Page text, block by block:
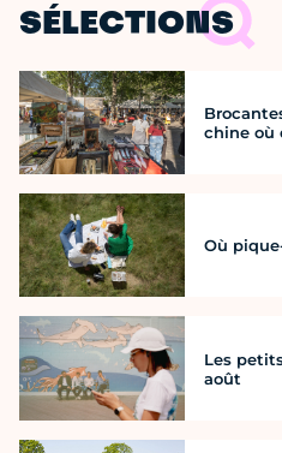
SÉLECTIONS
chine où
Où
Les
août